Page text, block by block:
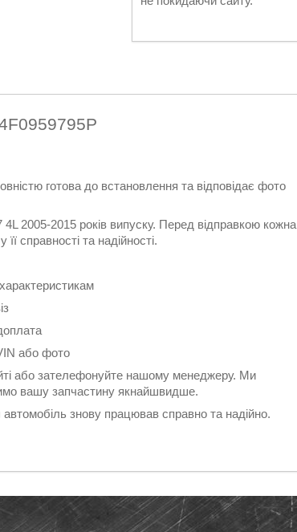
готова до встановлення та відповідає фото
2005-2015 років випуску. Перед відправкою кожна
справності та надійності.
або фото
або зателефонуйте нашому менеджеру. Ми
вашу запчастину якнайшвидше.
знову працював справно та надійно.